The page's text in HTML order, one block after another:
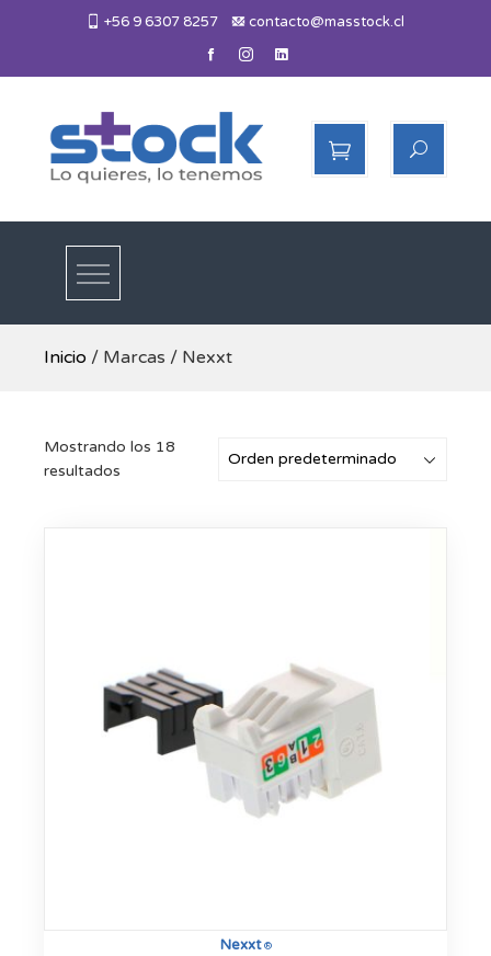
+56 9 6307 8257 contacto@masstock.cl
Más Stock
Inicio / Marcas / Nexxt
Mostrando los 18
resultados
Nexxt®